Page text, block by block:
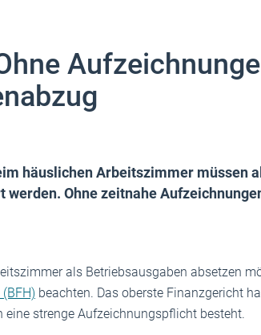
häuslichen Arbeitszimmer müssen
werden. Ohne zeitnahe
als Betriebsausgaben absetzen
beachten. Das oberste Finanzgericht
strenge Aufzeichnungspflicht besteht.